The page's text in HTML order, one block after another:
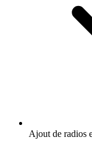
Ajout de radios